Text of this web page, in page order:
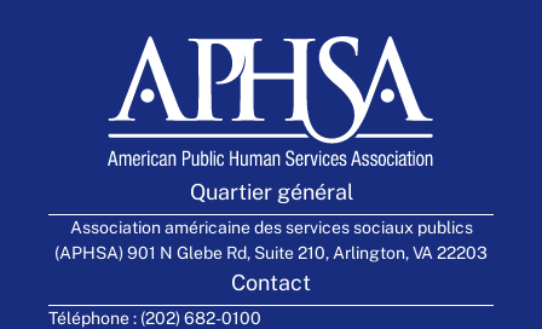
Quartier général
Association américaine des services sociaux publics
(APHSA) 901 N Glebe Rd, Suite 210, Arlington, VA 22203
Contact
Téléphone : (202) 682-0100